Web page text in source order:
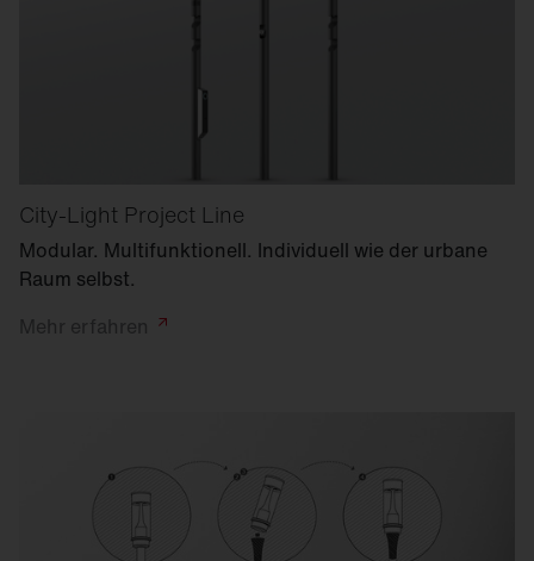
City-Light Project Line
Modular. Multifunktionell. Individuell wie der urbane
Raum selbst.
Mehr erfahren